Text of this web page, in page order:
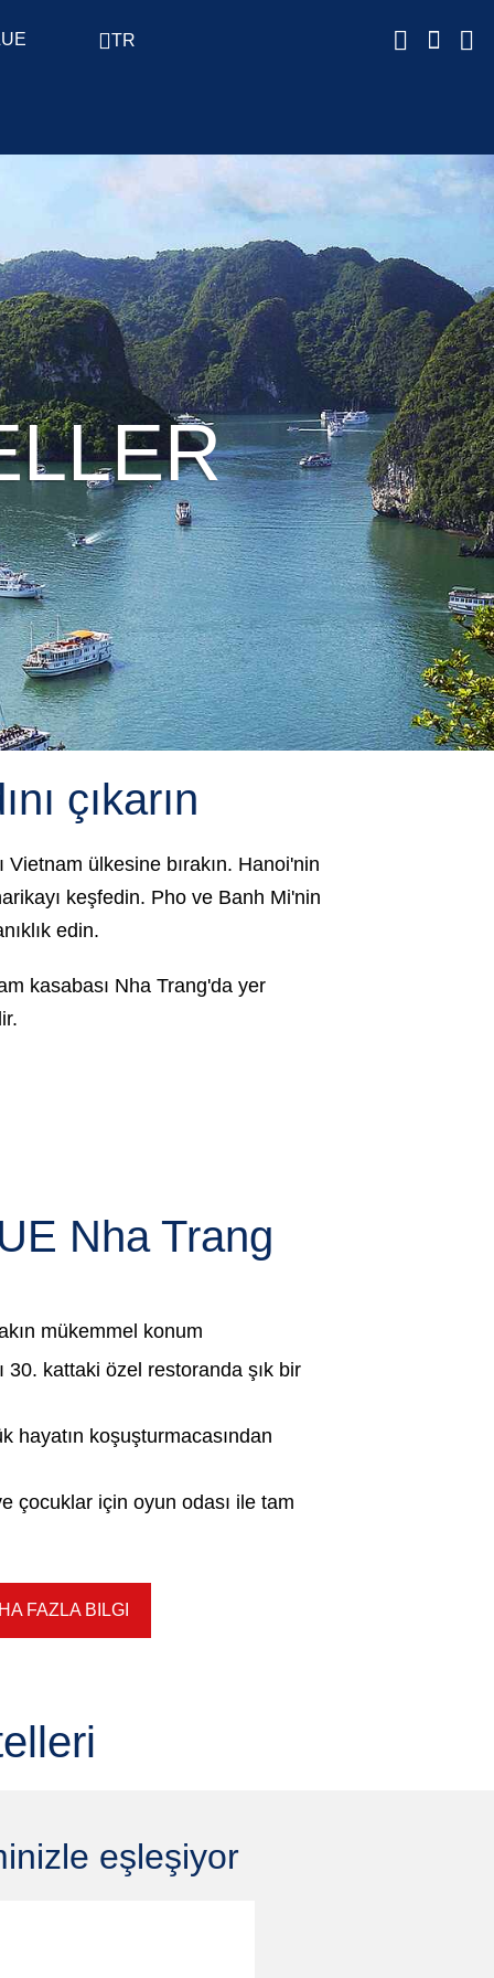
TR
çıkarın
Vietnam ülkesine bırakın. Hanoi'nin
keşfedin. Pho ve Banh Mi'nin
edin.
kasabası Nha Trang'da yer
Nha Trang
mükemmel konum
30. kattaki özel restoranda şık bir
hayatın koşuşturmacasından
çocuklar için oyun odası ile tam
FAZLA BILGI
eşleşiyor